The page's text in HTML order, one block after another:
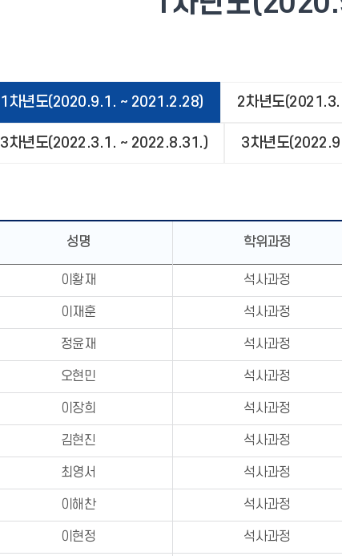
1차년도(2020.9.1. ~ 2021.2.28) 2차년도
3차년도(2022.3.1. ~ 2022.8.31.) 3차년도
성명 학위과정
이황재 석사과정
이재훈 석사과정
정윤재 석사과정
오현민 석사과정
이장희 석사과정
김현진 석사과정
최영서 석사과정
이해찬 석사과정
이현정 석사과정